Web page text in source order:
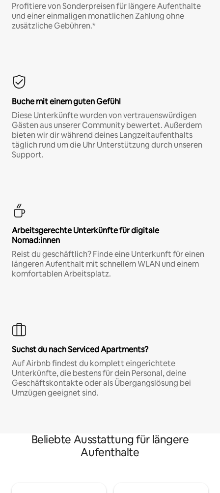
Profitiere von Sonderpreisen für längere Aufenthalte
und einer einmaligen monatlichen Zahlung ohne
zusätzliche Gebühren.*
Buche mit einem guten Gefühl
Diese Unterkünfte wurden von vertrauenswürdigen
Gästen aus unserer Community bewertet. Außerdem
bieten wir dir während deines Langzeitaufenthalts
täglich rund um die Uhr Unterstützung durch unseren
Support.
Arbeitsgerechte Unterkünfte für digitale
Nomad:innen
Reist du geschäftlich? Finde eine Unterkunft für einen
längeren Aufenthalt mit schnellem WLAN und einem
komfortablen Arbeitsplatz.
Suchst du nach Serviced Apartments?
Auf Airbnb findest du komplett eingerichtete
Unterkünfte, die bestens für dein Personal, deine
Geschäftskontakte oder als Übergangslösung bei
Umzügen geeignet sind.
Beliebte Ausstattung für längere
Aufenthalte